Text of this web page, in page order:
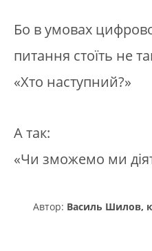
Бо в умовах
питання стоїть не
«Хто наступний?»
А так:
«Чи зможемо ми
Автор: Василь Шилов,